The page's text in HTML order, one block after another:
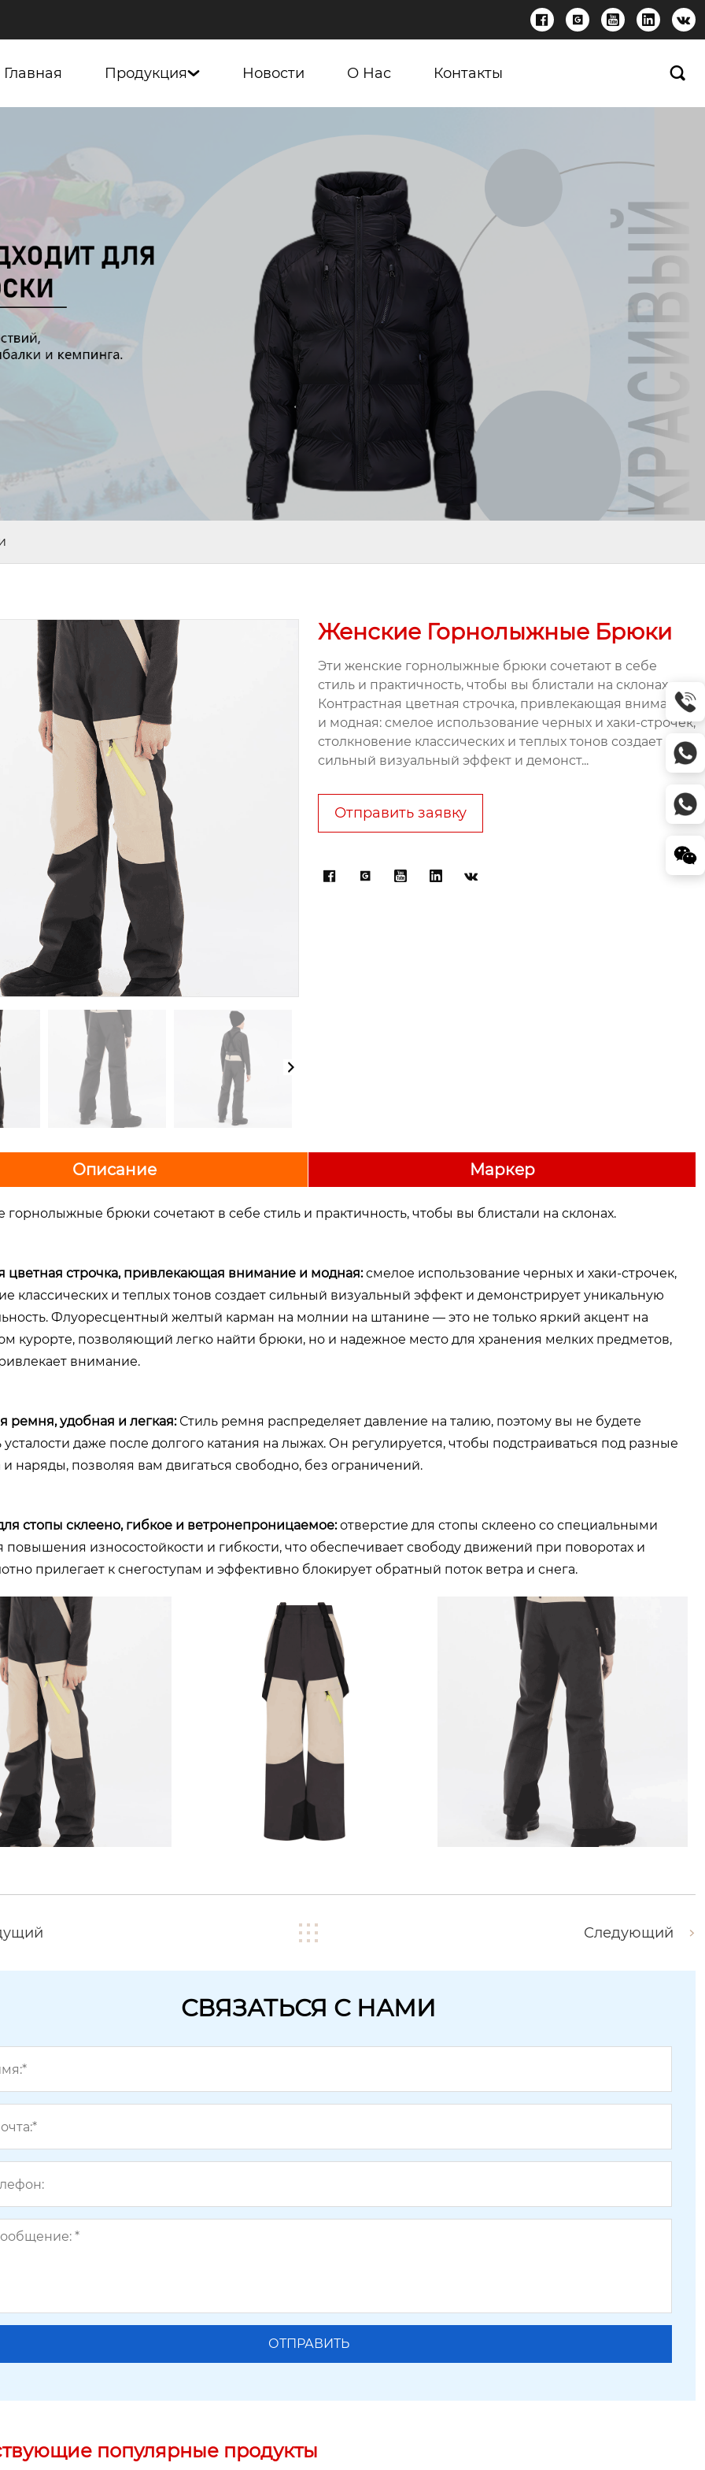
    
Главная Продукция Новости О Нас Контакты 
Женские Горнолыжные Брюки
Эти женские горнолыжные брюки сочетают в себе
стиль и практичность, чтобы вы блистали на склонах.
Контрастная цветная строчка, привлекающая внимание
и модная: смелое использование черных и хаки-строчек,
столкновение классических и теплых тонов создает
сильный визуальный эффект и демонст...
Отправить заявку
    
Описание Маркер
горнолыжные брюки сочетают в себе стиль и практичность, чтобы вы блистали на склонах.
цветная строчка, привлекающая внимание и модная:смелое использование черных и хаки-строчек,
классических и теплых тонов создает сильный визуальный эффект и демонстрирует уникальную
Флуоресцентный желтый карман на молнии на штанине — это не только яркий акцент на
курорте, позволяющий легко найти брюки, но и надежное место для хранения мелких предметов,
внимание.
ремня, удобная и легкая:Стиль ремня распределяет давление на талию, поэтому вы не будете
усталости даже после долгого катания на лыжах. Он регулируется, чтобы подстраиваться под разные
наряды, позволяя вам двигаться свободно, без ограничений.
стопы склеено, гибкое и ветронепроницаемое:отверстие для стопы склеено со специальными
повышения износостойкости и гибкости, что обеспечивает свободу движений при поворотах и
прилегает к снегоступам и эффективно блокирует обратный поток ветра и снега.
Следующий
СВЯЗАТЬСЯ С НАМИ
популярные продукты